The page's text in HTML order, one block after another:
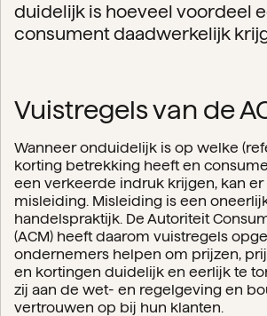
duidelijk is hoeveel voordeel
consument daadwerkelijk
Vuistregels van de
Wanneer onduidelijk is op welke
korting betrekking heeft en
een verkeerde indruk krijgen, kan er
misleiding. Misleiding is een
handelspraktijk. De Autoriteit
(ACM) heeft daarom vuistregels
ondernemers helpen om prijzen,
en kortingen duidelijk en eerlijk te
zij aan de wet- en regelgeving en
vertrouwen op bij hun klanten.